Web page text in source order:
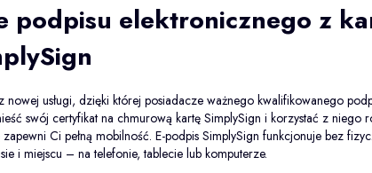
podpisu elektronicznego z
nowej usługi, dzięki której posiadacze ważnego kwalifikowanego
swój certyfikat na chmurową kartę SimplySign i korzystać z niego
Ci pełną mobilność. E-podpis SimplySign funkcjonuje bez
i miejscu – na telefonie, tablecie lub komputerze.